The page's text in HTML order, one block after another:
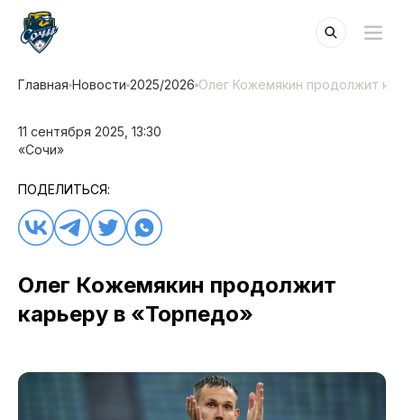
Главная Новости 2025/2026 Олег Кожемякин продолжит
11 сентября 2025, 13:30
«Сочи»
ПОДЕЛИТЬСЯ:
Олег Кожемякин продолжит
карьеру в «Торпедо»